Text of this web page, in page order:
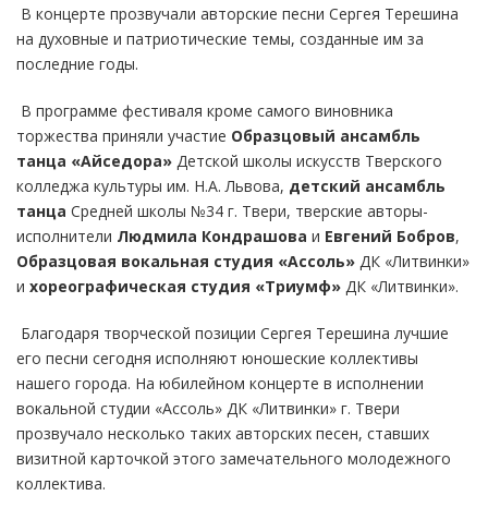
В концерте прозвучали авторские песни Сергея Терешина
на духовные и патриотические темы, созданные им за
последние годы.
В программе фестиваля кроме самого виновника
торжества приняли участие Образцовый ансамбль
танца «Айседора» Детской школы искусств Тверского
колледжа культуры им. Н.А. Львова, детский ансамбль
танца Средней школы №34 г. Твери, тверские авторы-
исполнители Людмила Кондрашова и Евгений Бобров,
Образцовая вокальная студия «Ассоль» ДК «Литвинки»
и хореографическая студия «Триумф» ДК «Литвинки».
Благодаря творческой позиции Сергея Терешина лучшие
его песни сегодня исполняют юношеские коллективы
нашего города. На юбилейном концерте в исполнении
вокальной студии «Ассоль» ДК «Литвинки» г. Твери
прозвучало несколько таких авторских песен, ставших
визитной карточкой этого замечательного молодежного
коллектива.